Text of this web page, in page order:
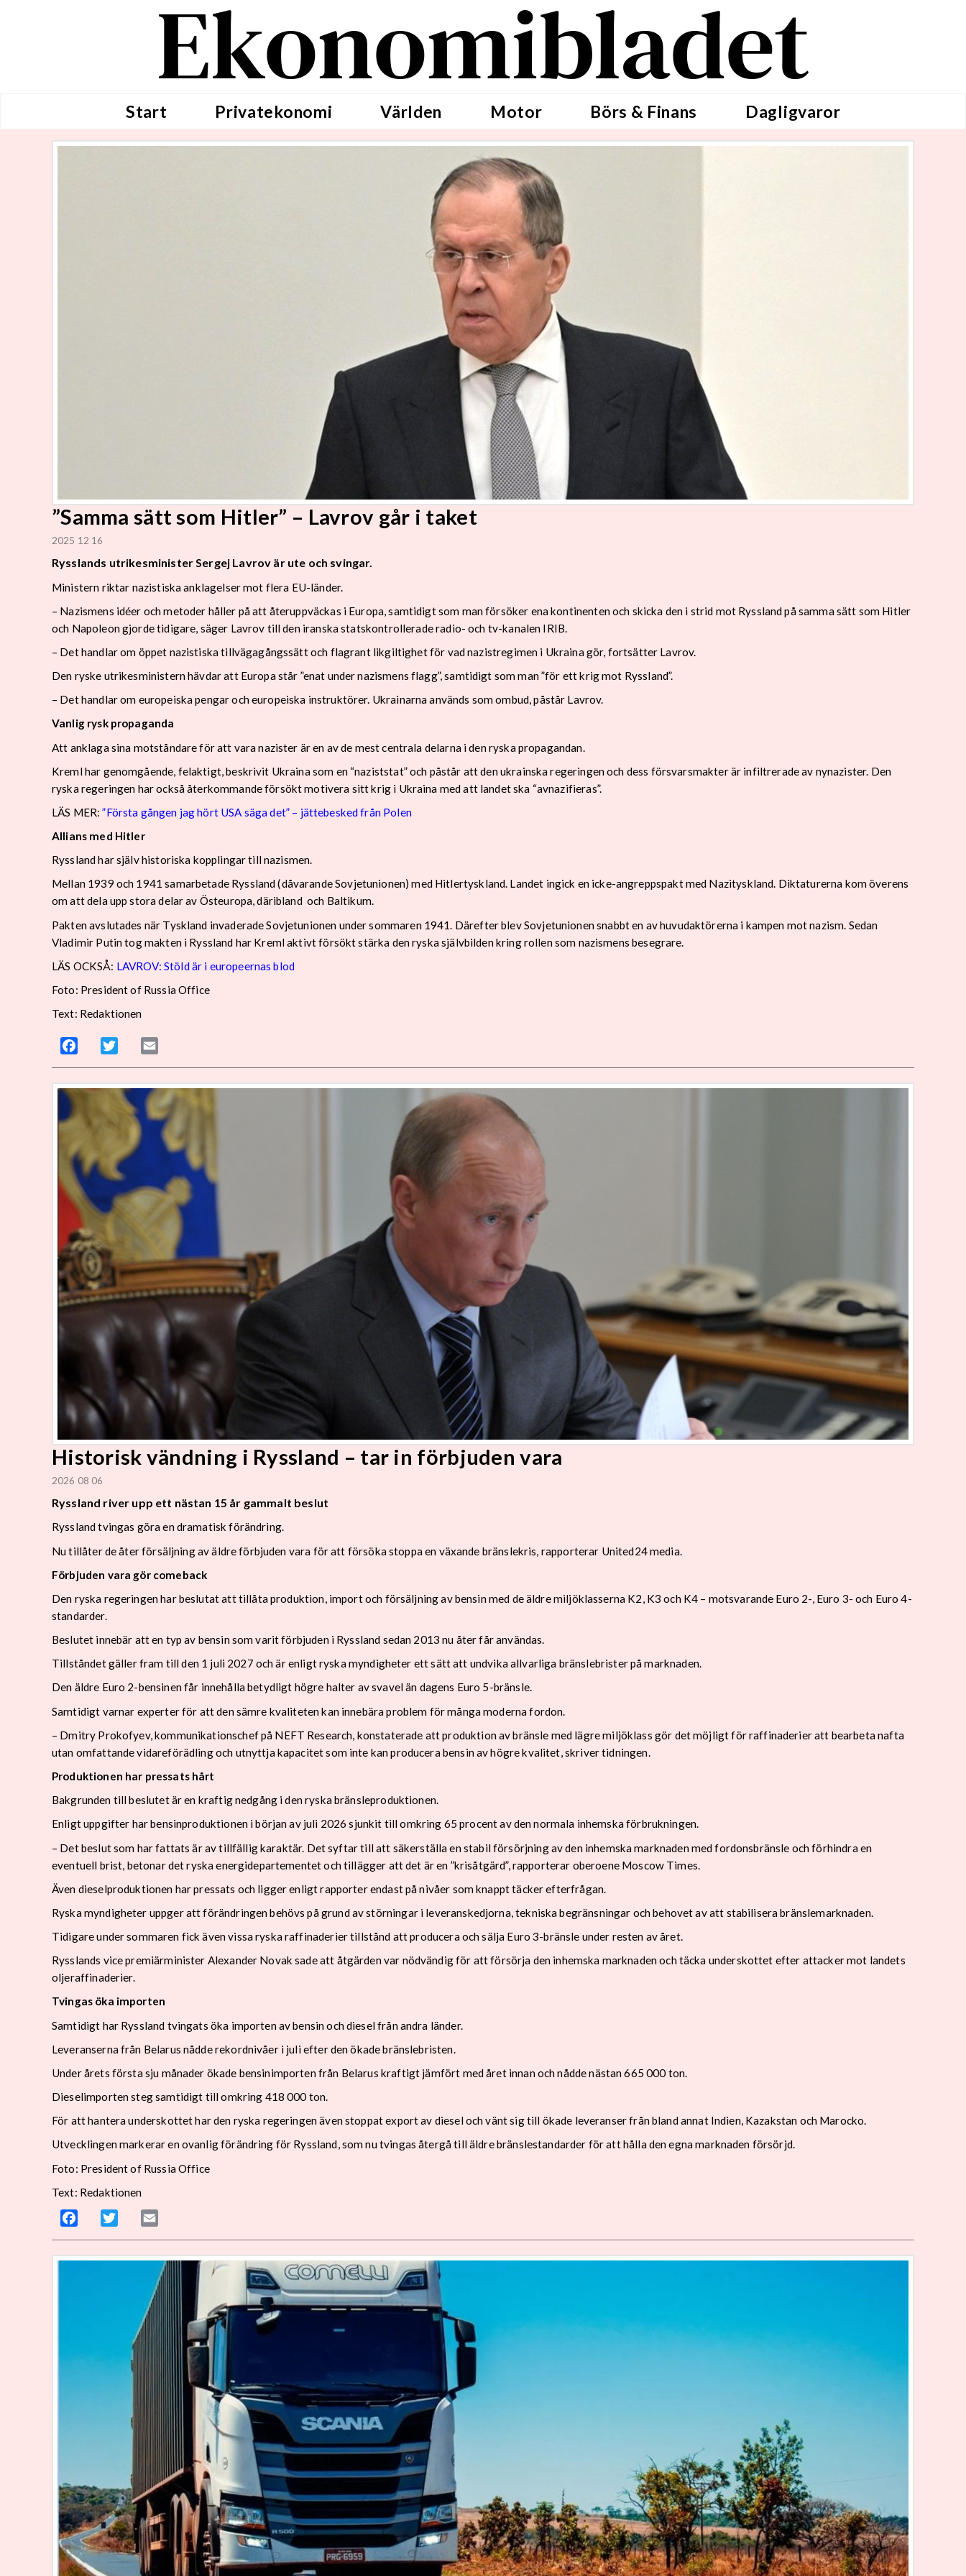
Ekonomibladet
Start Privatekonomi Världen Motor Börs & Finans Dagligvaror
”Samma sätt som Hitler” – Lavrov går i taket
2025 12 16
Rysslands utrikesminister Sergej Lavrov är ute och svingar.
Ministern riktar nazistiska anklagelser mot flera EU-länder.
– Nazismens idéer och metoder håller på att återuppväckas i Europa, samtidigt som man försöker ena kontinenten och skicka den i strid mot Ryssland på samma sätt som Hitler
och Napoleon gjorde tidigare, säger Lavrov till den iranska statskontrollerade radio- och tv-kanalen IRIB.
– Det handlar om öppet nazistiska tillvägagångssätt och flagrant likgiltighet för vad nazistregimen i Ukraina gör, fortsätter Lavrov.
Den ryske utrikesministern hävdar att Europa står ”enat under nazismens flagg”, samtidigt som man ”för ett krig mot Ryssland”.
– Det handlar om europeiska pengar och europeiska instruktörer. Ukrainarna används som ombud, påstår Lavrov.
Vanlig rysk propaganda
Att anklaga sina motståndare för att vara nazister är en av de mest centrala delarna i den ryska propagandan.
Kreml har genomgående, felaktigt, beskrivit Ukraina som en “naziststat” och påstår att den ukrainska regeringen och dess försvarsmakter är infiltrerade av nynazister. Den
ryska regeringen har också återkommande försökt motivera sitt krig i Ukraina med att landet ska “avnazifieras”.
LÄS MER: ”Första gången jag hört USA säga det” – jättebesked från Polen
Allians med Hitler
Ryssland har själv historiska kopplingar till nazismen.
Mellan 1939 och 1941 samarbetade Ryssland (dåvarande Sovjetunionen) med Hitlertyskland. Landet ingick en icke-angreppspakt med Nazityskland. Diktaturerna kom överens
om att dela upp stora delar av Östeuropa, däribland och Baltikum.
Pakten avslutades när Tyskland invaderade Sovjetunionen under sommaren 1941. Därefter blev Sovjetunionen snabbt en av huvudaktörerna i kampen mot nazism. Sedan
Vladimir Putin tog makten i Ryssland har Kreml aktivt försökt stärka den ryska självbilden kring rollen som nazismens besegrare.
LÄS OCKSÅ: LAVROV: Stöld är i europeernas blod
Foto: President of Russia Office
Text: Redaktionen
Facebook Twitter
Historisk vändning i Ryssland – tar in förbjuden vara
2026 08 06
Ryssland river upp ett nästan 15 år gammalt beslut
Ryssland tvingas göra en dramatisk förändring.
Nu tillåter de åter försäljning av äldre förbjuden vara för att försöka stoppa en växande bränslekris, rapporterar United24 media.
Förbjuden vara gör comeback
Den ryska regeringen har beslutat att tillåta produktion, import och försäljning av bensin med de äldre miljöklasserna K2, K3 och K4 – motsvarande Euro 2-, Euro 3- och Euro 4-
standarder.
Beslutet innebär att en typ av bensin som varit förbjuden i Ryssland sedan 2013 nu åter får användas.
Tillståndet gäller fram till den 1 juli 2027 och är enligt ryska myndigheter ett sätt att undvika allvarliga bränslebrister på marknaden.
Den äldre Euro 2-bensinen får innehålla betydligt högre halter av svavel än dagens Euro 5-bränsle.
Samtidigt varnar experter för att den sämre kvaliteten kan innebära problem för många moderna fordon.
– Dmitry Prokofyev, kommunikationschef på NEFT Research, konstaterade att produktion av bränsle med lägre miljöklass gör det möjligt för raffinaderier att bearbeta nafta
utan omfattande vidareförädling och utnyttja kapacitet som inte kan producera bensin av högre kvalitet, skriver tidningen.
Produktionen har pressats hårt
Bakgrunden till beslutet är en kraftig nedgång i den ryska bränsleproduktionen.
Enligt uppgifter har bensinproduktionen i början av juli 2026 sjunkit till omkring 65 procent av den normala inhemska förbrukningen.
– Det beslut som har fattats är av tillfällig karaktär. Det syftar till att säkerställa en stabil försörjning av den inhemska marknaden med fordonsbränsle och förhindra en
eventuell brist, betonar det ryska energidepartementet och tillägger att det är en ”krisåtgärd”, rapporterar oberoene Moscow Times.
Även dieselproduktionen har pressats och ligger enligt rapporter endast på nivåer som knappt täcker efterfrågan.
Ryska myndigheter uppger att förändringen behövs på grund av störningar i leveranskedjorna, tekniska begränsningar och behovet av att stabilisera bränslemarknaden.
Tidigare under sommaren fick även vissa ryska raffinaderier tillstånd att producera och sälja Euro 3-bränsle under resten av året.
Rysslands vice premiärminister Alexander Novak sade att åtgärden var nödvändig för att försörja den inhemska marknaden och täcka underskottet efter attacker mot landets
oljeraffinaderier.
Tvingas öka importen
Samtidigt har Ryssland tvingats öka importen av bensin och diesel från andra länder.
Leveranserna från Belarus nådde rekordnivåer i juli efter den ökade bränslebristen.
Under årets första sju månader ökade bensinimporten från Belarus kraftigt jämfört med året innan och nådde nästan 665 000 ton.
Dieselimporten steg samtidigt till omkring 418 000 ton.
För att hantera underskottet har den ryska regeringen även stoppat export av diesel och vänt sig till ökade leveranser från bland annat Indien, Kazakstan och Marocko.
Utvecklingen markerar en ovanlig förändring för Ryssland, som nu tvingas återgå till äldre bränslestandarder för att hålla den egna marknaden försörjd.
Foto: President of Russia Office
Text: Redaktionen
Facebook Twitter